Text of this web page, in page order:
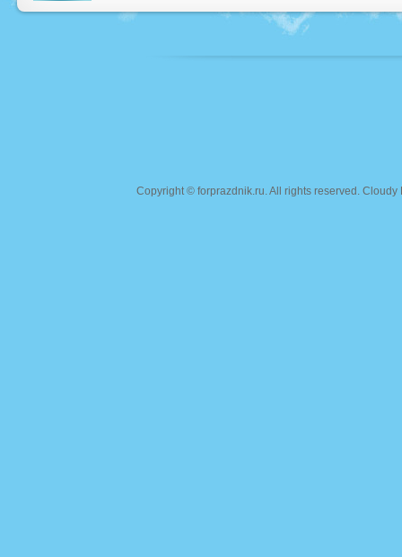
Copyright © forprazdnik.ru. All rights reserved.